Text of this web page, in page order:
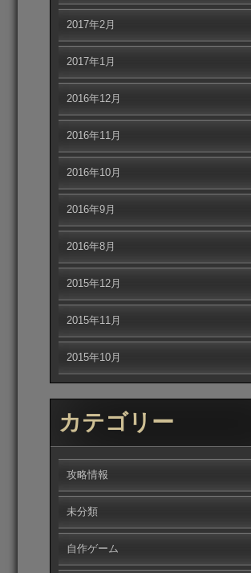
2017年2月
2017年1月
2016年12月
2016年11月
2016年10月
2016年9月
2016年8月
2015年12月
2015年11月
2015年10月
カテゴリー
攻略情報
未分類
自作ゲーム